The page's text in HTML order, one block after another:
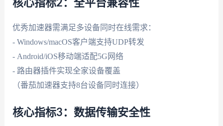
核心指标2：全平台兼容性
优秀加速器需满足多设备同时在线需求：
- Windows/macOS客户端支持UDP转发
- Android/iOS移动端适配5G网络
- 路由器插件实现全家设备覆盖
（番茄加速器支持8台设备同时连接）
核心指标3：数据传输安全性